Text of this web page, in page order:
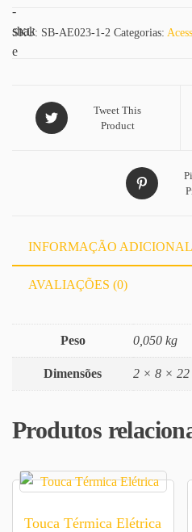
SKU: SB-AE023-1-2 Categorias:
Tweet This
Product
INFORMAÇÃO ADICIONAL
AVALIAÇÕES (0)
Peso 0,050 kg
Dimensões 2 × 8 × 22
Produtos
Touca Térmica Elétrica